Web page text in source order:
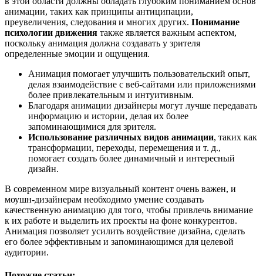
анимации, таких как принципы антиципации,
преувеличения, следования и многих других. Понимание
психологии движения также является важным аспектом,
поскольку анимация должна создавать у зрителя
определенные эмоции и ощущения.
Анимация помогает улучшить пользовательский опыт,
делая взаимодействие с веб-сайтами или приложениями
более привлекательным и интуитивным.
Благодаря анимации дизайнеры могут лучше передавать
информацию и истории, делая их более
запоминающимися для зрителя.
Использование различных видов анимации, таких как
трансформации, переходы, перемещения и т. д.,
помогает создать более динамичный и интересный
дизайн.
В современном мире визуальный контент очень важен, и
моушн-дизайнерам необходимо умение создавать
качественную анимацию для того, чтобы привлечь внимание
к их работе и выделить их проекты на фоне конкурентов.
Анимация позволяет усилить воздействие дизайна, сделать
его более эффективным и запоминающимся для целевой
аудитории.